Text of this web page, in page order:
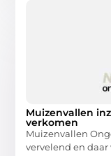
Muizenvallen
verkomen
Muizenvallen
vervelend en